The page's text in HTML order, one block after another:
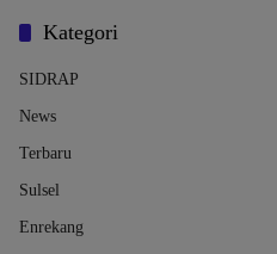
Kategori
SIDRAP
News
Terbaru
Sulsel
Enrekang